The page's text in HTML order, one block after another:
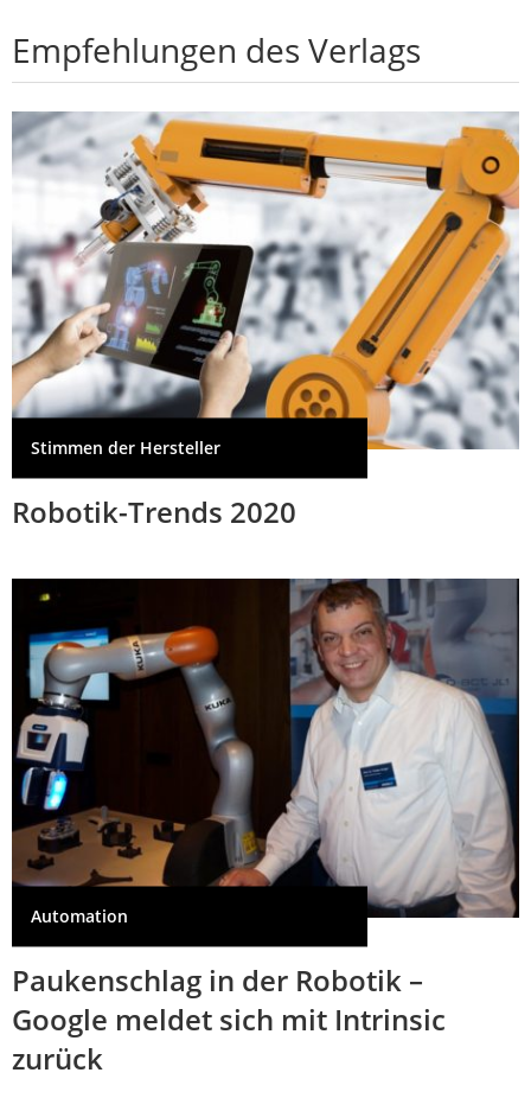
Empfehlungen des Verlags
Stimmen der Hersteller
Robotik-Trends 2020
Automation
Paukenschlag in der Robotik –
Google meldet sich mit Intrinsic
zurück